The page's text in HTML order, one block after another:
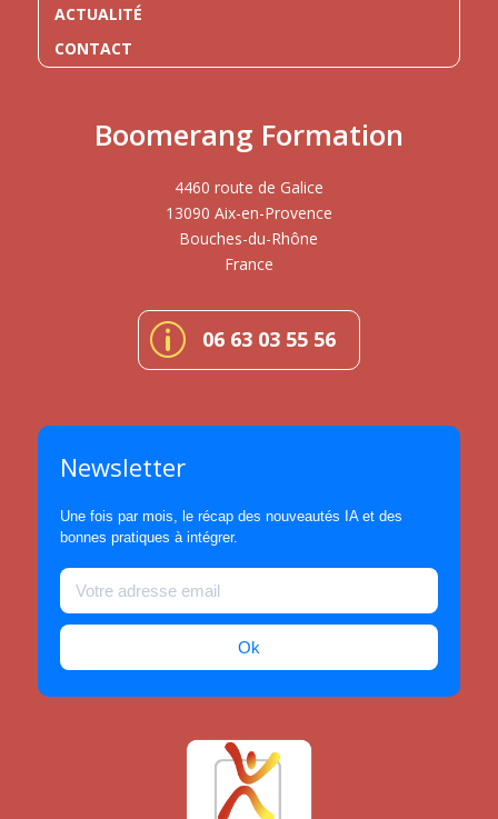
ACTUALITÉ
CONTACT
Boomerang Formation
4460 route de Galice
13090 Aix-en-Provence
Bouches-du-Rhône
France
p 06 63 03 55 56
Newsletter
Une fois par mois, le récap des nouveautés IA et des
bonnes pratiques à intégrer.
Ok